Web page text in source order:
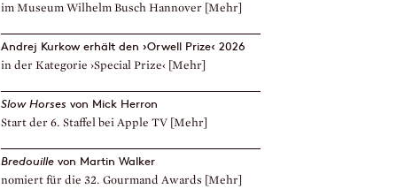
im Museum Wilhelm Busch Hannover [Mehr]
Andrej Kurkow erhält den ›Orwell Prize‹ 2026
in der Kategorie ›Special Prize‹ [Mehr]
Slow Horses von Mick Herron
Start der 6. Staffel bei Apple TV [Mehr]
Bredouille von Martin Walker
nomiert für die 32. Gourmand Awards [Mehr]